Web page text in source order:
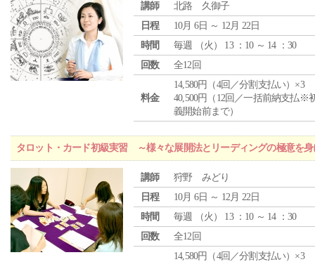
講師
北路 久御子
日程
10月 6日 ～ 12月 22日
時間
毎週 （火 ） 13 ：10 ～ 14 ：30
回数
全12回
料金
14,580円（4回／分割支払い）×3
40,500円（12回／一括前納支払※
義開始前まで）
タロット・カード初級実習 ～様々な展開法とリーディングの極意を身
講師
狩野 みどり
日程
10月 6日 ～ 12月 22日
時間
毎週 （火 ） 13 ：10 ～ 14 ：30
回数
全12回
14,580円（4回／分割支払い）×3